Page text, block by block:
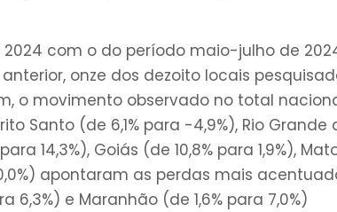
com o do período maio-julho de
onze dos dezoito locais
o movimento observado no total
Santo (de 6,1% para -4,9%), Rio Grande
14,3%), Goiás (de 10,8% para 1,9%),
apontaram as perdas mais
6,3%) e Maranhão (de 1,6% para 7,0%)